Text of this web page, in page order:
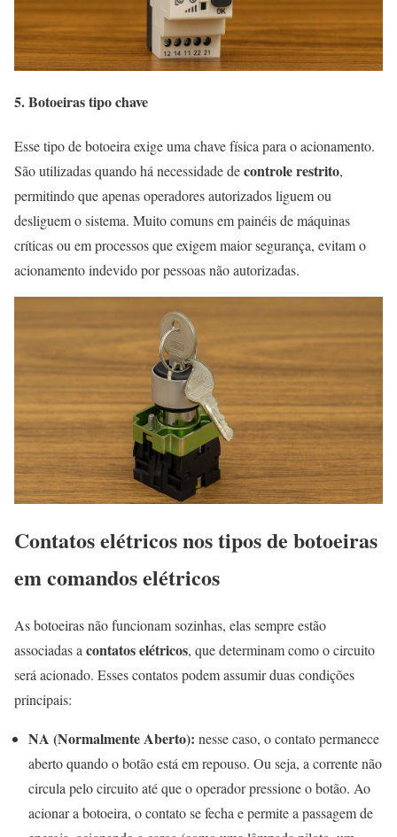
5. Botoeiras tipo chave
Esse tipo de botoeira exige uma chave física para o acionamento.
São utilizadas quando há necessidade decontrole restrito,
permitindo que apenas operadores autorizados liguem ou
desliguem o sistema. Muito comuns em painéis de máquinas
críticas ou em processos que exigem maior segurança, evitam o
acionamento indevido por pessoas não autorizadas.
Contatos elétricos nos tipos de botoeiras
em comandos elétricos
As botoeiras não funcionam sozinhas, elas sempre estão
associadas acontatos elétricos, que determinam como o circuito
será acionado. Esses contatos podem assumir duas condições
principais:
NA (Normalmente Aberto): nesse caso, o contato permanece
aberto quando o botão está em repouso. Ou seja, a corrente não
circula pelo circuito até que o operador pressione o botão. Ao
acionar a botoeira, o contato se fecha e permite a passagem de